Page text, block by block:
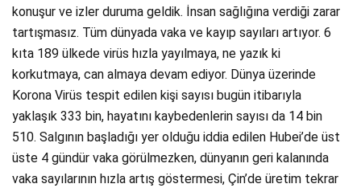
konuşur ve izler duruma geldik. İnsan sağlığına verdiği zarar
tartışmasız. Tüm dünyada vaka ve kayıp sayıları artıyor. 6
kıta 189 ülkede virüs hızla yayılmaya, ne yazık ki
korkutmaya, can almaya devam ediyor. Dünya üzerinde
Korona Virüs tespit edilen kişi sayısı bugün itibarıyla
yaklaşık 333 bin, hayatını kaybedenlerin sayısı da 14 bin
510. Salgının başladığı yer olduğu iddia edilen Hubei’de üst
üste 4 gündür vaka görülmezken, dünyanın geri kalanında
vaka sayılarının hızla artış göstermesi, Çin’de üretim tekrar